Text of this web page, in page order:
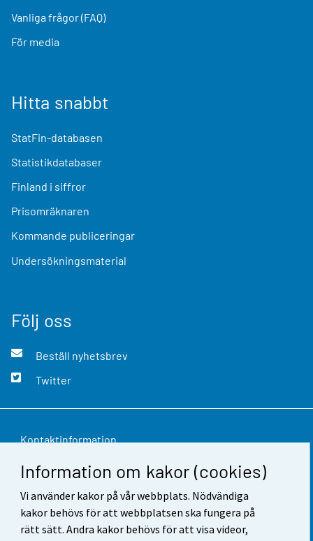
Information om kakor (cookies)
Vi använder kakor på vår webbplats. Nödvändiga
kakor behövs för att webbplatsen ska fungera på
rätt sätt. Andra kakor behövs för att visa videor,
Vanliga frågor (FAQ)
För media
Hitta snabbt
StatFin-databasen
Statistikdatabaser
Finland i siffror
Prisomräknaren
Kommande publiceringar
Undersökningsmaterial
Följ oss
Beställ nyhetsbrev
Twitter
Kontaktinformation
Respons
Användarvillkor
Dataskydd